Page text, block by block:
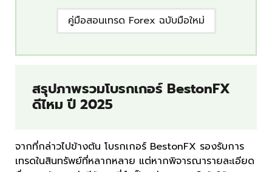
คู่มือสอนเทรด Forex ฉบับมือใหม่
สรุปภาพรวมโบรกเกอร์ BestonFX
ดีไหม ปี 2025
จากที่กล่าวไปข้างต้น โบรกเกอร์ BestonFX รองรับการ
เทรดในสินทรัพย์ที่หลากหลาย แต่หากพิจารณารายละเอียด